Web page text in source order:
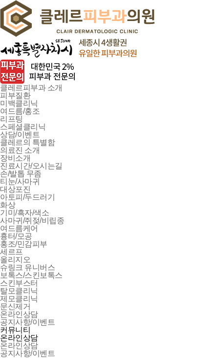
클레르피부과 소개
피부질환
미백클리닉
여드름/홍조
리프팅
스페셜클리닉
상담/이벤트
클레르의 특별함
의료진 소개
장비소개
진료시간/오시는길
손/발톱 무좀
티눈/사마귀
대상포진
아토피/두드러기
화상
기미/흑자/색소
사마귀/쥐젖/비립종
여드름케어
흉터/모공
홍조/민감피부
세르프
올리지오
슈링크 유니버스
보톡스/스킨보톡스
스킨부스터
탈모클리닉
제모클리닉
문신제거
온라인상담
공지사항/이벤트
커뮤니티
온라인상담
온라인상담
공지사항/이벤트